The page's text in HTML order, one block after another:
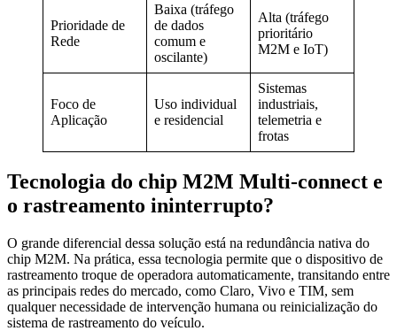
Prioridade de
Rede
Baixa (tráfego
de dados
comum e
oscilante)
Alta (tráfego
prioritário
M2M e IoT)
Foco de
Aplicação
Uso individual
e residencial
Sistemas
industriais,
telemetria e
frotas
Tecnologia do chip M2M Multi-connect e
o rastreamento ininterrupto?
O grande diferencial dessa solução está na redundância nativa do
chip M2M. Na prática, essa tecnologia permite que o dispositivo de
rastreamento troque de operadora automaticamente, transitando entre
as principais redes do mercado, como Claro, Vivo e TIM, sem
qualquer necessidade de intervenção humana ou reinicialização do
sistema de rastreamento do veículo.